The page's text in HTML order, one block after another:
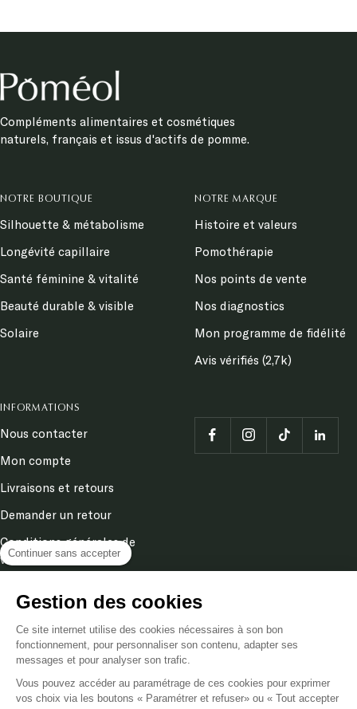
Continuer sans accepter
Gestion des cookies
Ce site internet utilise des cookies nécessaires à son bon
fonctionnement, pour personnaliser son contenu, adapter ses
messages et pour analyser son trafic.
Vous pouvez accéder au paramétrage de ces cookies pour exprimer
vos choix via les boutons « Paramétrer et refuser» ou « Tout accepter
Compléments alimentaires et cosmétiques
naturels, français et issus d'actifs de pomme.
NOTRE BOUTIQUE
Silhouette & métabolisme
Longévité capillaire
Santé féminine & vitalité
Beauté durable & visible
Solaire
NOTRE MARQUE
Histoire et valeurs
Pomothérapie
Nos points de vente
Nos diagnostics
Mon programme de fidélité
Avis vérifiés (2,7k)
INFORMATIONS
Nous contacter
Mon compte
Livraisons et retours
Demander un retour
Conditions générales de
ventes
Politique de confidentialité
& cookies
Langue
FR